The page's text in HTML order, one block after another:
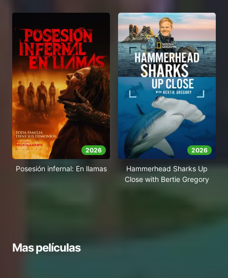
2026
Posesión infernal: En llamas
2026
Hammerhead Sharks Up
Close with Bertie Gregory
Mas películas